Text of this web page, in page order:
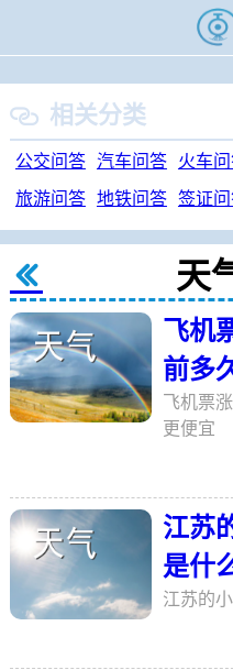
 相关分类
公交问答 汽车问答 火车
旅游问答 地铁问答 签证
 天
飞机
前多
飞机票
更便宜
江苏
是什
江苏的